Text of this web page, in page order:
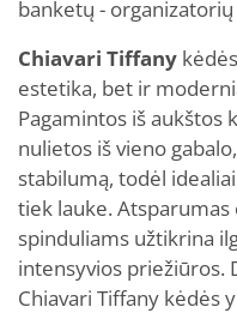
banketų -
Chiavari Tiffany
estetika, bet ir
Pagamintos iš
nulietos iš vieno
stabilumą, todėl
tiek lauke. Atsparumas
spinduliams užtikrina
intensyvios priežiūros.
Chiavari Tiffany kėdės